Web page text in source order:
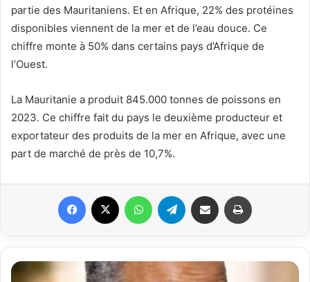
partie des Mauritaniens. Et en Afrique, 22% des protéines
disponibles viennent de la mer et de l’eau douce. Ce
chiffre monte à 50% dans certains pays d’Afrique de
l’Ouest.
La Mauritanie a produit 845.000 tonnes de poissons en
2023. Ce chiffre fait du pays le deuxième producteur et
exportateur des produits de la mer en Afrique, avec une
part de marché de près de 10,7%.
Facebook WhatsAppTelegram Partager par email